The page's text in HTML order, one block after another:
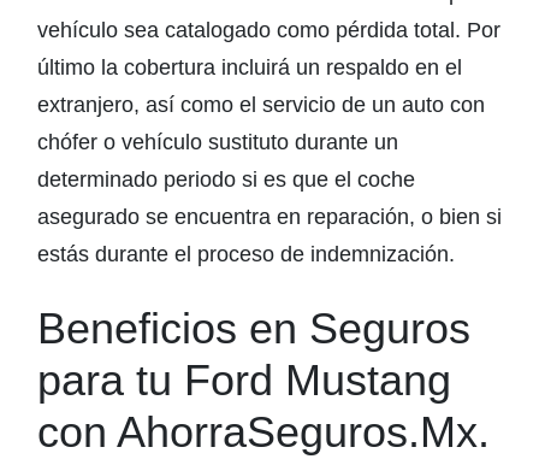
vehículo sea catalogado como pérdida total. Por
último la cobertura incluirá un respaldo en el
extranjero, así como el servicio de un auto con
chófer o vehículo sustituto durante un
determinado periodo si es que el coche
asegurado se encuentra en reparación, o bien si
estás durante el proceso de indemnización.
Beneficios en Seguros
para tu Ford Mustang
con AhorraSeguros.Mx.